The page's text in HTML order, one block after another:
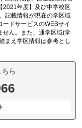
2021年度】及び中学校区
記載情報が現在の学区域
ドサービスのWEBサイ
せん。また、通学区域(学
まえ学区情報は参考とし
ら